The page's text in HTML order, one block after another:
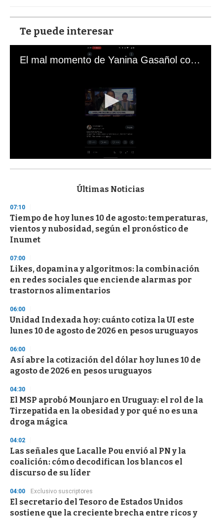
Te puede interesar
El mal momento de Yanina Gasañol con un hincha argentino en "Subrayado"
s
d
s
o
f
3
s
e
c
o
n
Últimas Noticias
07:10
Tiempo de hoy lunes 10 de agosto: temperaturas,
vientos y nubosidad, según el pronóstico de
Inumet
07:00
Likes, dopamina y algoritmos: la combinación
en redes sociales que enciende alarmas por
trastornos alimentarios
06:00
Unidad Indexada hoy: cuánto cotiza la UI este
lunes 10 de agosto de 2026 en pesos uruguayos
06:00
Así abre la cotización del dólar hoy lunes 10 de
agosto de 2026 en pesos uruguayos
04:30
El MSP aprobó Mounjaro en Uruguay: el rol de la
Tirzepatida en la obesidad y por qué no es una
droga mágica
04:02
Las señales que Lacalle Pou envió al PN y la
coalición: cómo decodifican los blancos el
discurso de su líder
04:00 Exclusivo suscriptores
El secretario del Tesoro de Estados Unidos
sostiene que la creciente brecha entre ricos y